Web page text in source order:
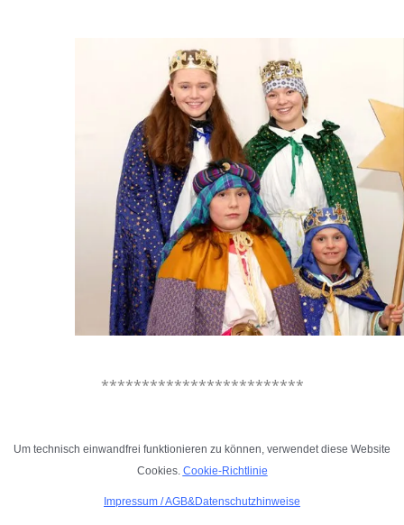
*************************
Um technisch einwandfrei funktionieren zu können, verwendet diese Website
Cookies. Cookie-Richtlinie
Impressum /AGB&Datenschutzhinweise